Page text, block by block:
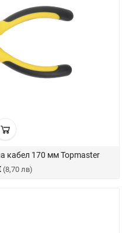
кабел 170 мм Topmaster
(8,70 лв)